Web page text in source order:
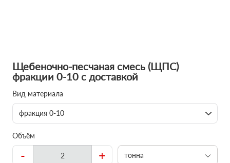
Щебеночно-песчаная смесь (ЩПС)
фракции 0-10 с доставкой
Вид материала
фракция 0-10
Объём
- + тонна